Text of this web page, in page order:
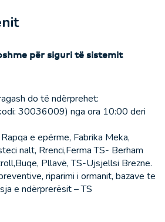
për siguri të sistemit
do të ndërprehet:
30036009) nga ora 10:00 deri
e epërme, Fabrika Meka,
nalt, Rrenci,Ferma TS- Berham
Pllavë, TS-Ujsjellsi Brezne.
riparimi i ormanit, bazave te
e ndërprerësit – TS